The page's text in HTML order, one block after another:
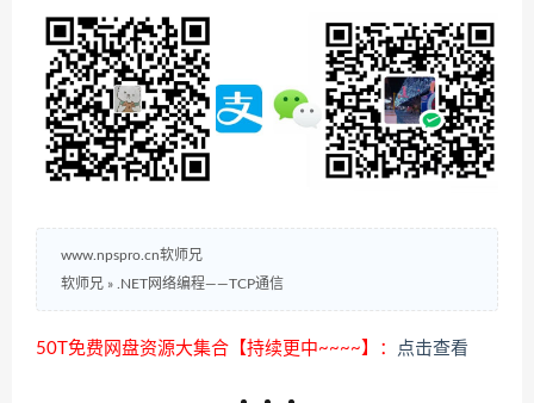
www.npspro.cn软师兄
软师兄 » .NET网络编程——TCP通信
50T免费网盘资源大集合【持续更中~~~~】： 点击查看